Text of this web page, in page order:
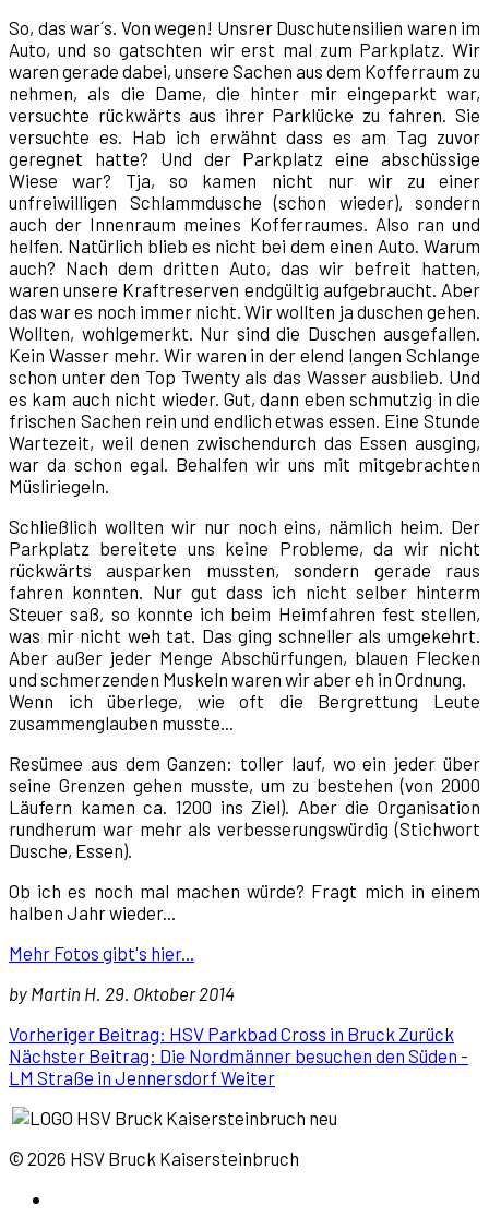
So, das war´s. Von wegen! Unsrer Duschutensilien waren im
Auto, und so gatschten wir erst mal zum Parkplatz. Wir
waren gerade dabei, unsere Sachen aus dem Kofferraum zu
nehmen, als die Dame, die hinter mir eingeparkt war,
versuchte rückwärts aus ihrer Parklücke zu fahren. Sie
versuchte es. Hab ich erwähnt dass es am Tag zuvor
geregnet hatte? Und der Parkplatz eine abschüssige
Wiese war? Tja, so kamen nicht nur wir zu einer
unfreiwilligen Schlammdusche (schon wieder), sondern
auch der Innenraum meines Kofferraumes. Also ran und
helfen. Natürlich blieb es nicht bei dem einen Auto. Warum
auch? Nach dem dritten Auto, das wir befreit hatten,
waren unsere Kraftreserven endgültig aufgebraucht. Aber
das war es noch immer nicht. Wir wollten ja duschen gehen.
Wollten, wohlgemerkt. Nur sind die Duschen ausgefallen.
Kein Wasser mehr. Wir waren in der elend langen Schlange
schon unter den Top Twenty als das Wasser ausblieb. Und
es kam auch nicht wieder. Gut, dann eben schmutzig in die
frischen Sachen rein und endlich etwas essen. Eine Stunde
Wartezeit, weil denen zwischendurch das Essen ausging,
war da schon egal. Behalfen wir uns mit mitgebrachten
Müsliriegeln.
Schließlich wollten wir nur noch eins, nämlich heim. Der
Parkplatz bereitete uns keine Probleme, da wir nicht
rückwärts ausparken mussten, sondern gerade raus
fahren konnten. Nur gut dass ich nicht selber hinterm
Steuer saß, so konnte ich beim Heimfahren fest stellen,
was mir nicht weh tat. Das ging schneller als umgekehrt.
Aber außer jeder Menge Abschürfungen, blauen Flecken
und schmerzenden Muskeln waren wir aber eh in Ordnung.
Wenn ich überlege, wie oft die Bergrettung Leute
zusammenglauben musste...
Resümee aus dem Ganzen: toller lauf, wo ein jeder über
seine Grenzen gehen musste, um zu bestehen (von 2000
Läufern kamen ca. 1200 ins Ziel). Aber die Organisation
rundherum war mehr als verbesserungswürdig (Stichwort
Dusche, Essen).
Ob ich es noch mal machen würde? Fragt mich in einem
halben Jahr wieder...
Mehr Fotos gibt's hier...
by Martin H. 29. Oktober 2014
Vorheriger Beitrag: HSV Parkbad Cross in Bruck Zurück
Nächster Beitrag: Die Nordmänner besuchen den Süden -
LM Straße in Jennersdorf Weiter
© 2026 HSV Bruck Kaisersteinbruch